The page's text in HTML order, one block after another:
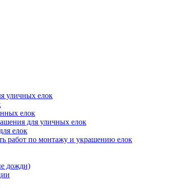
уличных елок
елок
для уличных елок
елок
работ по монтажу и украшению елок
дожди)